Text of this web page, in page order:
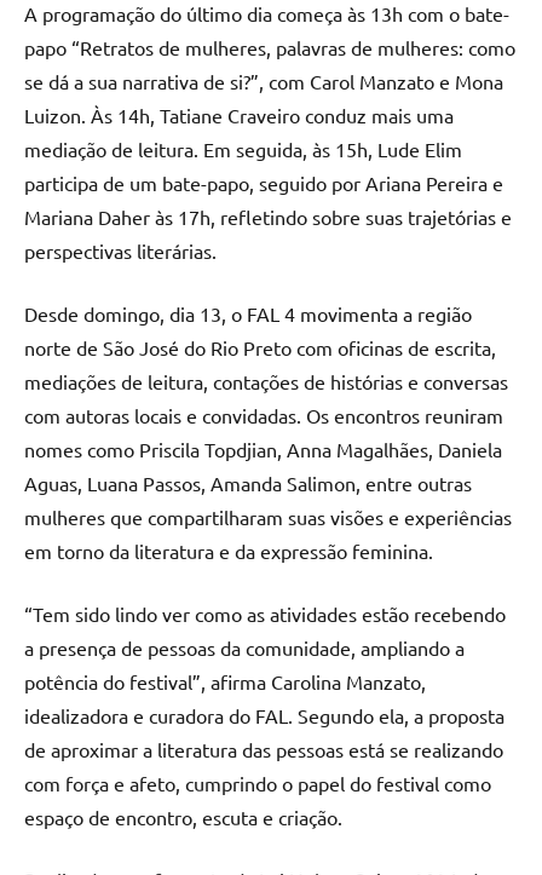
A programação do último dia começa às 13h com o bate-
papo “Retratos de mulheres, palavras de mulheres: como
se dá a sua narrativa de si?”, com Carol Manzato e Mona
Luizon. Às 14h, Tatiane Craveiro conduz mais uma
mediação de leitura. Em seguida, às 15h, Lude Elim
participa de um bate-papo, seguido por Ariana Pereira e
Mariana Daher às 17h, refletindo sobre suas trajetórias e
perspectivas literárias.
Desde domingo, dia 13, o FAL 4 movimenta a região
norte de São José do Rio Preto com oficinas de escrita,
mediações de leitura, contações de histórias e conversas
com autoras locais e convidadas. Os encontros reuniram
nomes como Priscila Topdjian, Anna Magalhães, Daniela
Aguas, Luana Passos, Amanda Salimon, entre outras
mulheres que compartilharam suas visões e experiências
em torno da literatura e da expressão feminina.
“Tem sido lindo ver como as atividades estão recebendo
a presença de pessoas da comunidade, ampliando a
potência do festival”, afirma Carolina Manzato,
idealizadora e curadora do FAL. Segundo ela, a proposta
de aproximar a literatura das pessoas está se realizando
com força e afeto, cumprindo o papel do festival como
espaço de encontro, escuta e criação.